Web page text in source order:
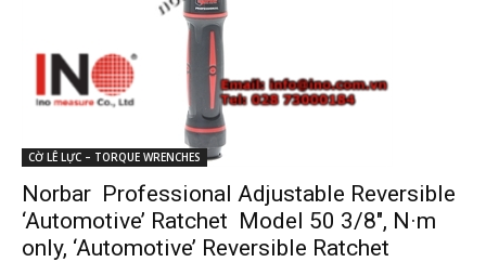
CỜ LÊ LỰC – TORQUE WRENCHES
Norbar Professional Adjustable Reversible
‘Automotive’ Ratchet Model 50 3/8″, N·m
only, ‘Automotive’ Reversible Ratchet